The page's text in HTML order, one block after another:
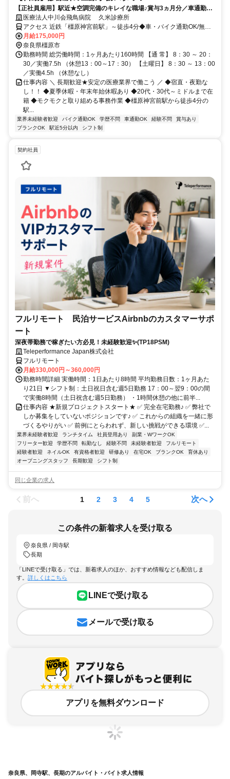
【正社員雇用】駅近★空調完備のキレイな職場♪賞与3ヵ月分／車通勤
OK＜20代・30代の男女活躍中＞
医療法人中川会飛鳥病院 久米診療所
アクセス 近鉄「橿原神宮前駅」～徒歩4分◆車・バイク通勤OK/無料
駐車場完備
月給175,000円
奈良県橿原市
勤務時間 総労働時間：1ヶ月あたり160時間 【通 常】 8：30 ～ 20：
30／実働7.5h （休憩13：00～17：30） 【土曜日】 8：30 ～ 13：00
／実働4.5h （休憩なし）
仕事内容 ＼ 長期歓迎★安定の医療業界で働こう ／ ◆宿直・夜勤な
し！！ ◆夏季休暇・年末年始休暇あり ◆20代・30代～ミドルまで在
籍 ◆モクモクと取り組める事務作業 ◆橿原神宮前駅から徒歩4分の
駅...
業界未経験者歓迎 バイク通勤OK 学歴不問 車通勤OK 経験不問
賞与あり
ブランクOK
駅近5分以内 シフト制
契約社員
フルリモート 民泊サービスAirbnbのカスタマーサポ
ート
深夜帯勤務で稼ぎたい方必見！未経験歓迎✨(TP18PSM)
Teleperformance Japan株式会社
フルリモート
月給330,000円～360,000円
勤務時間詳細 実働時間：1日あたり8時間 平均勤務日数：1ヶ月あた
り21日 ▼シフト制：土日祝日含む週5日勤務 17：00～翌9：00の間
で実働8時間（土日祝含む週5日勤務） ・1時間休憩の他に前半...
仕事内容 ★新規プロジェクトスタート★ ✅ 完全在宅勤務♪ ✅ 弊社で
しか募集をしていないポジションです♪ ✅ これからの組織を一緒に形
づくるやりがい ✅ 前例にとらわれず、新しい挑戦ができる環境 ✅...
業界未経験者歓迎 ランチタイム 社員登用あり
副業・WワークOK
フリーター歓迎
学歴不問 転勤なし 経験不問 未経験者歓迎
フルリモート
経験者歓迎
ネイルOK 有資格者歓迎 研修あり 在宅OK ブランクOK
育休あり
オープニングスタッフ
長期歓迎 シフト制
同じ企業の求人
前へ 1 2 3 4 5 次へ
この条件の新着求人を受け取る
奈良県 / 岡寺駅
長期
「LINEで受け取る」では、新着求人のほか、おすすめ情報なども配信しま
す。 詳しくはこちら
LINEで受け取る
メールで受け取る
アプリを無料ダウンロード
奈良県、岡寺駅、長期のアルバイト・バイト求人情報